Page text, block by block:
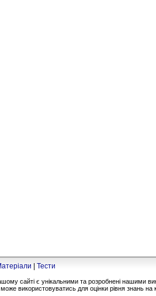
Тести
сайті є унікальними та розробнені нашими
використовуватись для оцінки рівня знань